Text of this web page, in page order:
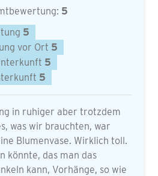
5
5
vor Ort 5
5
5
in ruhiger aber trotzdem
was wir brauchten, war
Blumenvase. Wirklich toll.
könnte, das man das
kann, Vorhänge, so wie